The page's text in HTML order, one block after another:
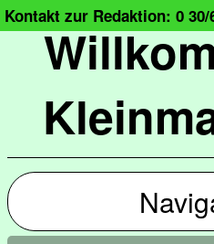
Kontakt zur Redaktion: 0 30/